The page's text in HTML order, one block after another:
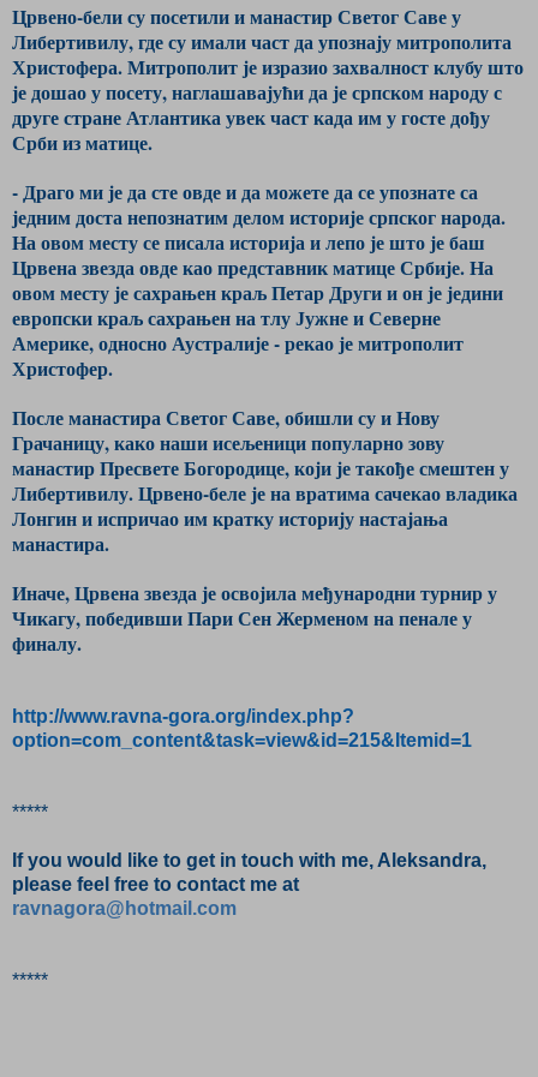
Црвено-бели су посетили и манастир Светог Саве у
Либертивилу, где су имали част да упознају митрополита
Христофера. Митрополит је изразио захвалност клубу што
је дошао у посету, наглашавајући да је српском народу с
друге стране Атлантика увек част када им у госте дођу
Срби из матице.
- Драго ми је да сте овде и да можете да се упознате са
једним доста непознатим делом историје српског народа.
На овом месту се писала историја и лепо је што је баш
Црвена звезда овде као представник матице Србије. На
овом месту је сахрањен краљ Петар Други и он је једини
европски краљ сахрањен на тлу Јужне и Северне
Америке, односно Аустралије - рекао је митрополит
Христофер.
После манастира Светог Саве, обишли су и Нову
Грачаницу, како наши исељеници популарно зову
манастир Пресвете Богородице, који је такође смештен у
Либертивилу. Црвено-беле је на вратима сачекао владика
Лонгин и испричао им кратку историју настајања
манастира.
Иначе, Црвена звезда је освојила међународни турнир у
Чикагу, победивши Пари Сен Жерменом на пенале у
финалу.
http://www.ravna-gora.org/index.php?
option=com_content&task=view&id=215&Itemid=1
*****
If you would like to get in touch with me, Aleksandra,
please feel free to contact me at
ravnagora@hotmail.com
*****